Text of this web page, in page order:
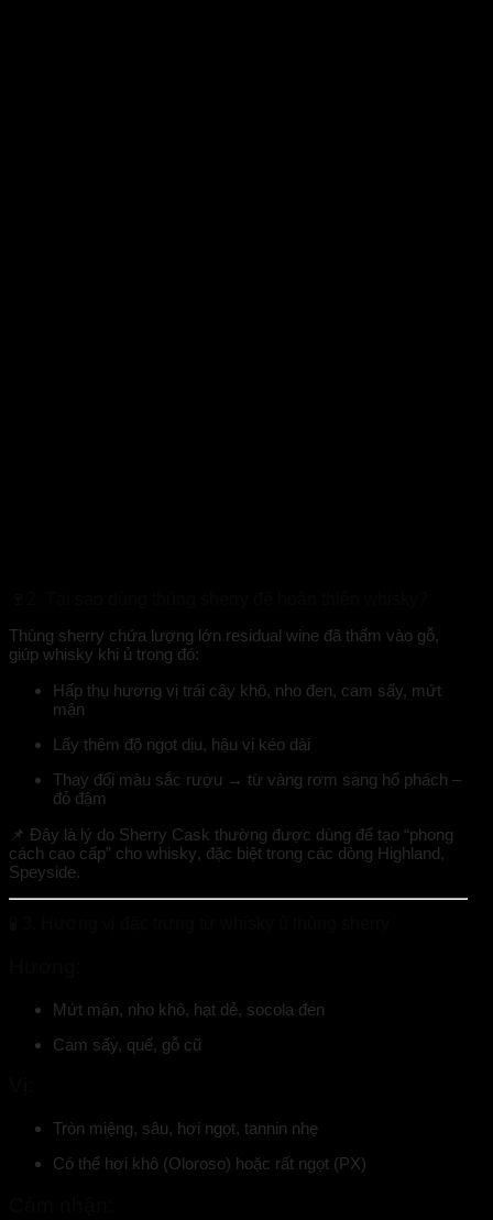
Thùng sherry chứa lượng lớn residual wine đã thấm vào gỗ,
giúp whisky khi ủ trong đó:
Hấp thụ hương vị trái cây khô, nho đen, cam sấy, mứt
mận
Lấy thêm độ ngọt dịu, hậu vị kéo dài
Thay đổi màu sắc rượu → từ vàng rơm sang hổ phách –
đỏ đậm
📌 Đây là lý do Sherry Cask thường được dùng để tạo “phong
cách cao cấp” cho whisky, đặc biệt trong các dòng Highland,
Speyside.
Mứt mận, nho khô, hạt dẻ, socola đen
Cam sấy, quế, gỗ cũ
Tròn miệng, sâu, hơi ngọt, tannin nhẹ
Có thể hơi khô (Oloroso) hoặc rất ngọt (PX)